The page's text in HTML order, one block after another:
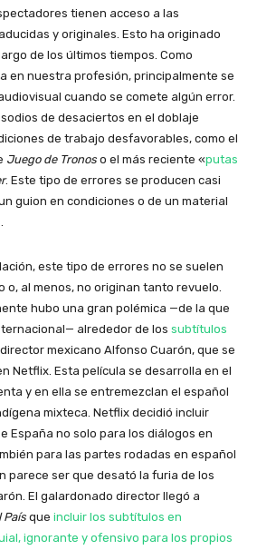
tienen acceso a las
y originales. Esto ha originado
de los últimos tiempos. Como
en nuestra profesión, principalmente se
cuando se comete algún error.
de desaciertos en el doblaje
de trabajo desfavorables, como el
Juego de Tronos o el más reciente «putas
. Este tipo de errores se producen casi
guion en condiciones o de un material
este tipo de errores no se suelen
o, al menos, no originan tanto revuelo.
hubo una gran polémica —de la que
alrededor de los subtítulos
mexicano Alfonso Cuarón, que se
Netflix. Esta película se desarrolla en el
y en ella se entremezclan el español
mixteca. Netflix decidió incluir
España no solo para los diálogos en
para las partes rodadas en español
parece ser que desató la furia de los
El galardonado director llegó a
País que incluir los subtítulos en
ignorante y ofensivo para los propios